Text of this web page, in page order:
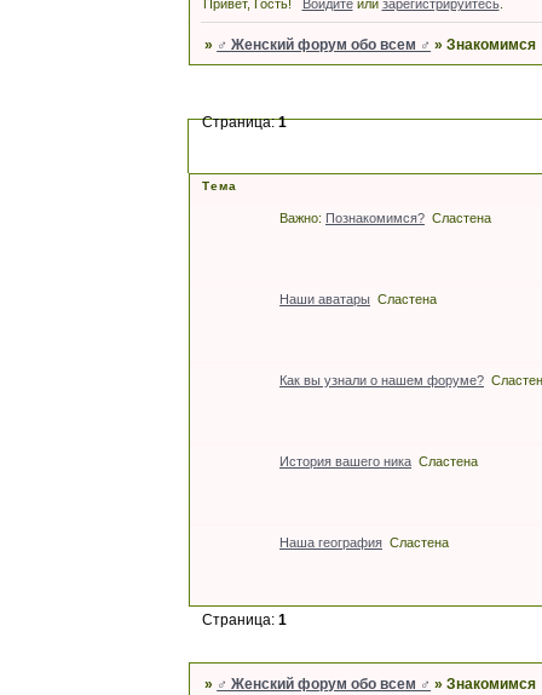
Привет, Гость! Войдитеили зарегистрируйтесь.
» ♂ Женский форум обо всем ♂ »Знакомимся
Страница:1
Тема
Важно: Познакомимся? Сластена
Наши аватары Сластена
Как вы узнали о нашем форуме?
История вашего ника Сластена
Наша география Сластена
Страница:1
» ♂ Женский форум обо всем ♂ »Знакомимся